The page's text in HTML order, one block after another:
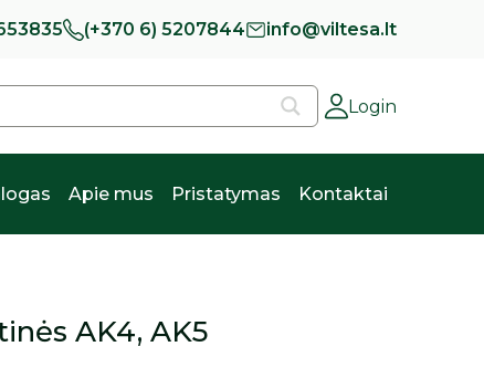
(+370 6) 5207844 info@viltesa.lt
Login
Apie mus Pristatymas Kontaktai
AK4, AK5